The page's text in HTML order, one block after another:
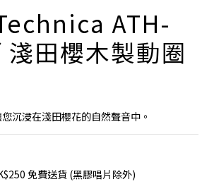
ATH-
田櫻木製動圈
沉浸在淺田櫻花的自然聲音中。
免費送貨 (黑膠唱片除外)